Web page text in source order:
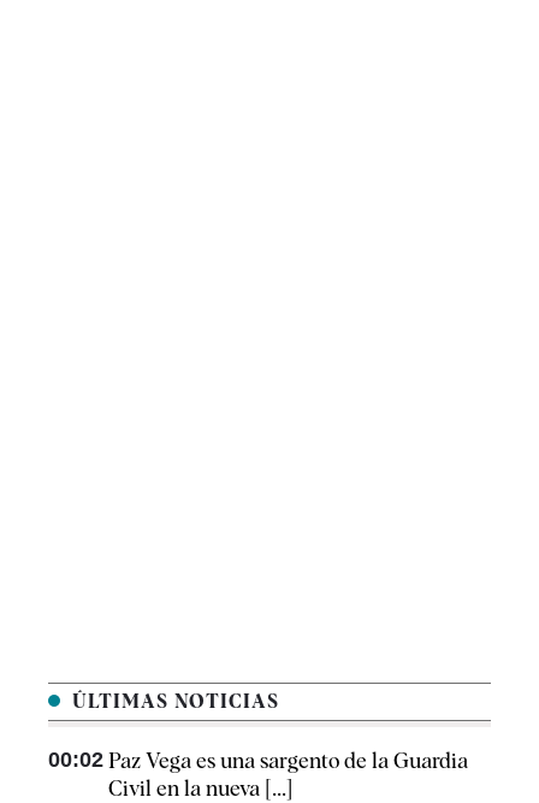
ÚLTIMAS NOTICIAS
00:02 Paz Vega es una sargento de la Guardia
Civil en la nueva [...]